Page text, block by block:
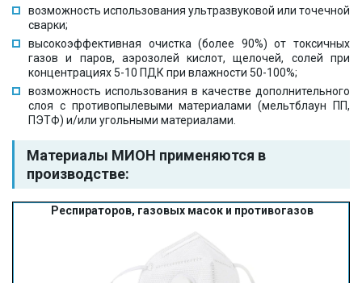
возможность использования ультразвуковой или точечной
сварки;
высокоэффективная очистка (более 90%) от токсичных
газов и паров, аэрозолей кислот, щелочей, солей при
концентрациях 5-10 ПДК при влажности 50-100%;
возможность использования в качестве дополнительного
слоя с противопылевыми материалами (мельтблаун ПП,
ПЭТФ) и/или угольными материалами.
Материалы МИОН применяются в
производстве:
Респираторов, газовых масок и противогазов